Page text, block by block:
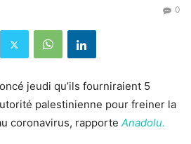
0
jeudi qu’ils fourniraient 5
palestinienne pour freiner la
coronavirus, rapporte Anadolu.